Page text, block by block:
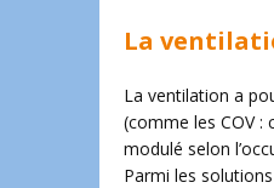
La
La ventilation a
(comme les COV
modulé selon
Parmi les